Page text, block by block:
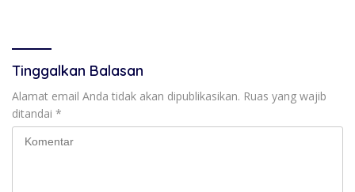
Tinggalkan Balasan
Alamat email Anda tidak akan dipublikasikan. Ruas yang wajib
ditandai *